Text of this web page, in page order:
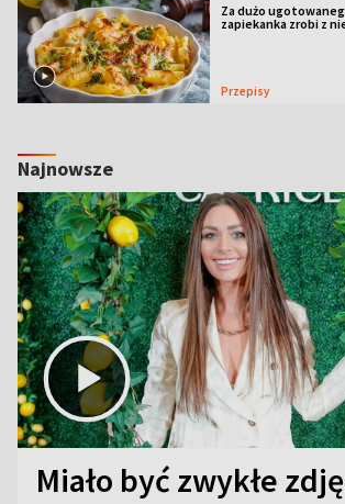
Za dużo
zapiekanka zrobi z
Przepisy
Najnowsze
Miało być zwykłe